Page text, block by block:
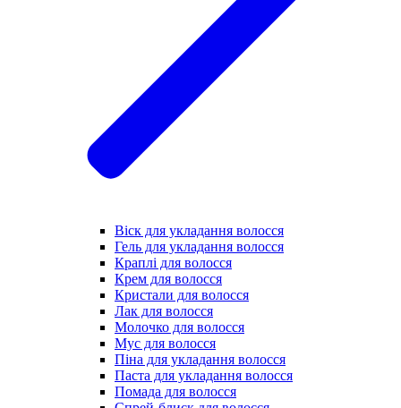
Віск для укладання волосся
Гель для укладання волосся
Краплі для волосся
Крем для волосся
Кристали для волосся
Лак для волосся
Молочко для волосся
Мус для волосся
Піна для укладання волосся
Паста для укладання волосся
Помада для волосся